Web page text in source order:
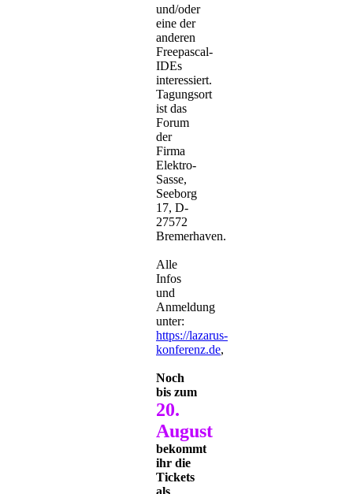
und/oder
eine der
anderen
Freepascal-
IDEs
interessiert.
Tagungsort
ist das
Forum
der
Firma
Elektro-
Sasse,
Seeborg
17, D-
27572
Bremerhaven.
Alle
Infos
und
Anmeldung
unter:
https://lazarus-
konferenz.de,
Noch
bis zum
20.
August
bekommt
ihr die
Tickets
als